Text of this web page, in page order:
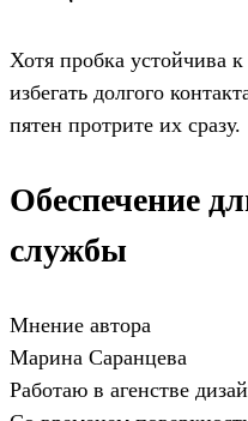
Хотя пробка устойчива
избегать долгого
пятен протрите их сразу.
Обеспечение
службы
Мнение автора
Марина Саранцева
Работаю в агенстве